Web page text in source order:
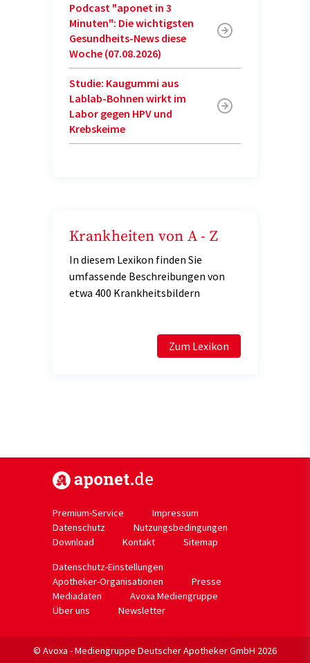
Podcast "aponet in 3
Minuten": Die wichtigsten
Gesundheits-News diese
Woche (07.08.2026)
Studie: Kaugummi aus
Lablab-Bohnen wirkt im
Labor gegen HPV und
Krebskeime
Krankheiten von A - Z
In diesem Lexikon finden Sie
umfassende Beschreibungen von
etwa 400 Krankheitsbildern
Zum Lexikon
Premium-Service
Impressum
Datenschutz
Nutzungsbedingungen
Download
Kontakt
Sitemap
Datenschutz-Einstellungen
Apotheker-Organisationen
Presse
Mediadaten
Avoxa Mediengruppe
Über uns
Newsletter
© Avoxa - Mediengruppe Deutscher Apotheker GmbH 2026